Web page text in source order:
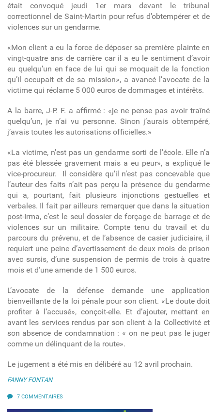
était convoqué jeudi 1ermars devant le tribunal
correctionnel de Saint-Martin pour refus d’obtempérer et de
violences sur un gendarme.
«Mon client a eu la force de déposer sa première plainte en
vingt-quatre ans de carrière car il a eu le sentiment d’avoir
eu quelqu’un en face de lui qui se moquait de la fonction
qu’il occupait et de sa mission», a avancé l’avocate de la
victime qui réclame 5 000 euros de dommages et intérêts.
A la barre, J-P. F. a affirmé : «je ne pense pas avoir traîné
quelqu’un, je n’ai vu personne. Sinon j’aurais obtempéré,
j’avais toutes les autorisations officielles.»
«La victime, n’est pas un gendarme sorti de l’école. Elle n’a
pas été blessée gravement mais a eu peur», a expliqué le
vice-procureur. Il considère qu’il n’est pas concevable que
l’auteur des faits n’ait pas perçu la présence du gendarme
qui a, pourtant, fait plusieurs injonctions gestuelles et
verbales. Il fait par ailleurs remarquer que dans la situation
post-Irma, c’est le seul dossier de forçage de barrage et de
violences sur un militaire. Compte tenu du travail et du
parcours du prévenu, et de l’absence de casier judiciaire, il
requiert une peine d’avertissement de deux mois de prison
avec sursis, d’une suspension de permis de trois à quatre
mois et d’une amende de 1 500 euros.
L’avocate de la défense demande une application
bienveillante de la loi pénale pour son client. «Le doute doit
profiter à l’accusé», conçoit-elle. Et d’ajouter, mettant en
avant les services rendus par son client à la Collectivité et
son absence de condamnation : « on ne peut pas le juger
comme un délinquant de la route».
Le jugement a été mis en délibéré au 12 avril prochain.
FANNY FONTAN
7 COMMENTAIRES